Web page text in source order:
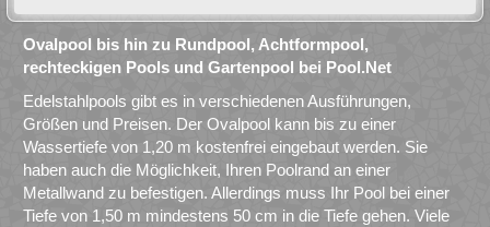
Ovalpool bis hin zu Rundpool, Achtformpool,
rechteckigen Pools und Gartenpool bei Pool.Net
Edelstahlpools gibt es in verschiedenen Ausführungen,
Größen und Preisen. Der Ovalpool kann bis zu einer
Wassertiefe von 1,20 m kostenfrei eingebaut werden. Sie
haben auch die Möglichkeit, Ihren Poolrand an einer
Metallwand zu befestigen. Allerdings muss Ihr Pool bei einer
Tiefe von 1,50 m mindestens 50 cm in die Tiefe gehen. Viele